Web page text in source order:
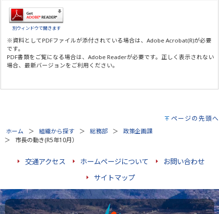
別ウィンドウで開きます
※資料としてPDFファイルが添付されている場合は、Adobe Acrobat(R)が必要
です。
PDF書類をご覧になる場合は、Adobe Readerが必要です。正しく表示されない
場合、最新バージョンをご利用ください。
ページの先頭へ
ホーム 組織から探す 総務部
政策企画課
市長の動き(R5年10月）
交通アクセス ホームページについて
お問い合わせ
サイトマップ